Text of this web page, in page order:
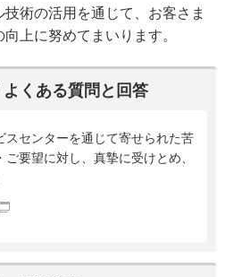
術の活用を通じて、お客さま
上に努めてまいります。
くある質問と回答
スセンターを通じて寄せられた苦
要望に対し、真摯に受けとめ、